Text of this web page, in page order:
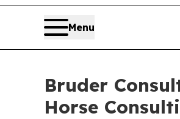
Menu
Bruder
Horse